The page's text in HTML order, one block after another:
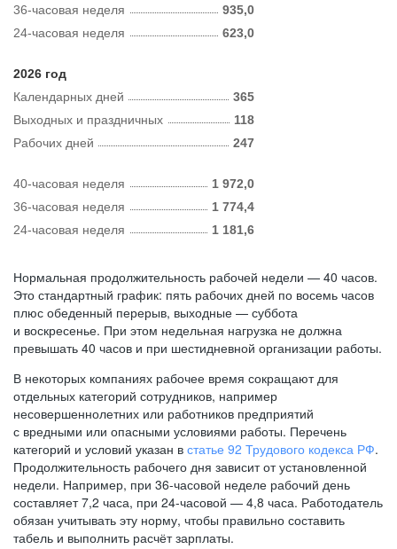
36-часовая неделя
935,0
24-часовая неделя
623,0
2026 год
Календарных дней
365
Рабочих дней 247
Выходных и праздничных 118
40-часовая неделя
1 972,0
36-часовая неделя
1 774,4
24-часовая неделя
1 181,6
Нормальная продолжительность рабочей недели — 40 часов.
Это стандартный график: пять рабочих дней по восемь часов
плюс обеденный перерыв, выходные — суббота
и воскресенье. При этом недельная нагрузка не должна
превышать 40 часов и при шестидневной организации работы.
В некоторых компаниях рабочее время сокращают для
отдельных категорий сотрудников, например
несовершеннолетних или работников предприятий
с вредными или опасными условиями работы. Перечень
категорий и условий указан в статье 92 Трудового кодекса РФ.
Продолжительность рабочего дня зависит от установленной
недели. Например, при 36-часовой неделе рабочий день
составляет 7,2 часа, при 24-часовой — 4,8 часа. Работодатель
обязан учитывать эту норму, чтобы правильно составить
табель и выполнить расчёт зарплаты.